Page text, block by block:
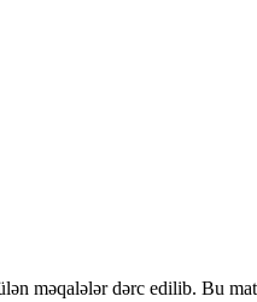
məqalələr dərc edilib. Bu